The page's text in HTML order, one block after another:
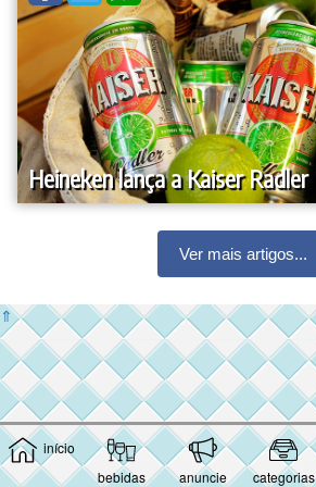
início
bebidas
anuncie categorias
Heineken lança a Kaiser Radler
Ver mais artigos...
⇑